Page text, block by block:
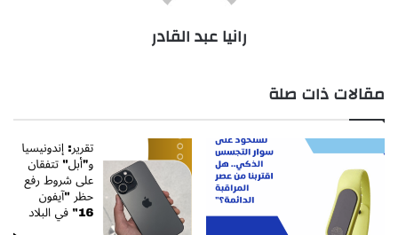
رانيا عبد القادر
مقالات ذات صلة